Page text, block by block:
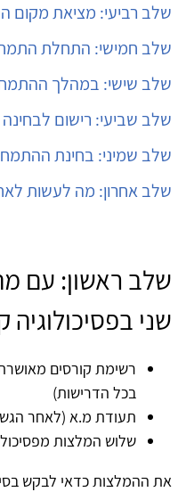
שלב רביעי: מציאת מקום
שלב חמישי: התחלת
שלב שישי: במהלך
שלב שביעי: רישום לבחינה
שלב שמיני: בחינת
שלב אחרון: מה לעשות
שלב ראשון: עם
שני בפסיכולוגיה
רשימת קורסים
בכל הדרישות)
תעודת מ.א (לאחר
שלוש המלצות
את ההמלצות כדאי לבקש